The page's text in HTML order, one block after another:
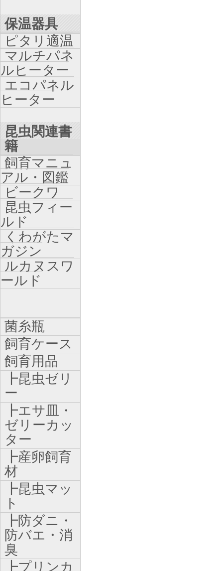
保温器具
ピタリ適温
マルチパネ
ルヒーター
エコパネル
ヒーター
昆虫関連書
籍
飼育マニュ
アル・図鑑
ビークワ
昆虫フィー
ルド
くわがたマ
ガジン
ルカヌスワ
ールド
菌糸瓶
飼育ケース
飼育用品
┣昆虫ゼリ
ー
┣エサ皿・
ゼリーカッ
ター
┣産卵飼育
材
┣昆虫マッ
ト
┣防ダニ・
防バエ・消
臭
┣プリンカ